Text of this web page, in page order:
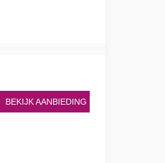
BEKIJK AANBIEDING